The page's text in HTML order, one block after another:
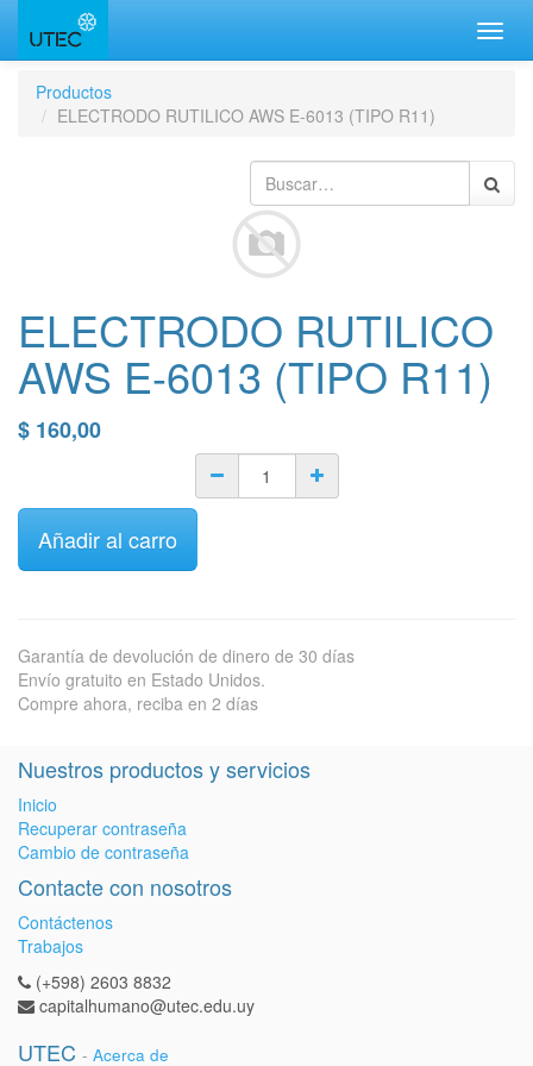
Productos
ELECTRODO RUTILICO AWS E-6013 (TIPO R11)
ELECTRODO RUTILICO
AWS E-6013 (TIPO R11)
$ 160,00
Añadir al carro
Garantía de devolución de dinero de 30 días
Envío gratuito en Estado Unidos.
Compre ahora, reciba en 2 días
Nuestros productos y servicios
Inicio
Recuperar contraseña
Cambio de contraseña
Contacte con nosotros
Contáctenos
Trabajos
(+598) 2603 8832
capitalhumano@utec.edu.uy
UTEC - Acerca de